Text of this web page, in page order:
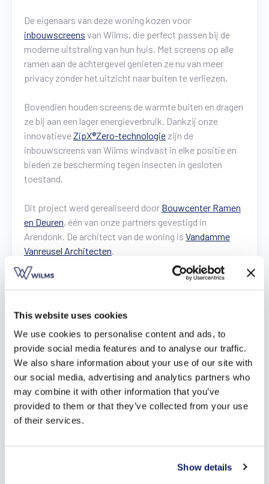
This website uses cookies
We use cookies to personalise content and ads, to
provide social media features and to analyse our traffic.
We also share information about your use of our site with
our social media, advertising and analytics partners who
may combine it with other information that you’ve
provided to them or that they’ve collected from your use
of their services.
Show details
Vind een verdeler Offerte op maat
De eigenaars van deze woning kozen voor
inbouwscreens van Wilms, die perfect passen bij de
moderne uitstraling van hun huis. Met screens op alle
ramen aan de achtergevel genieten ze nu van meer
privacy zonder het uitzicht naar buiten te verliezen.
Bovendien houden screens de warmte buiten en dragen
ze bij aan een lager energieverbruik. Dankzij onze
innovatieveZipX®Zero-technologie zijn de
inbouwscreens van Wilms windvast in elke positie en
bieden ze bescherming tegen insecten in gesloten
toestand.
Dit project werd gerealiseerd door Bouwcenter Ramen
en Deuren, één van onze partners gevestigd in
Arendonk. De architect van de woning is Vandamme
Vanreusel Architecten.
Download onze gratis brochure